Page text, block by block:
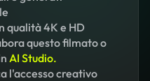
qualità 4K e HD
questo filmato o
AI Studio.
l'accesso creativo